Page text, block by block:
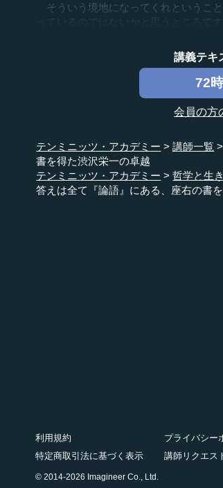
そういう境地になってくれというこ
講義テキ
72
会員の方
テンミニッツ・アカデミー 講師一覧
書を得た渋沢栄一の卓越
テンミニッツ・アカデミー
哲学と生
答えは全て『論語』にある、座右の書
利用規約 プライバシー
特定商取引法に基づく表示
講師リクエス
© 2014-2026 Imagineer Co., Ltd.